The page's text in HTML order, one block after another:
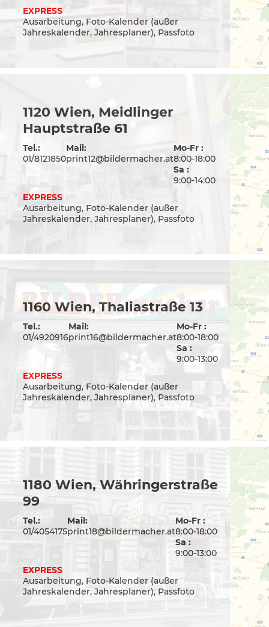
EXPRESS
Ausarbeitung, Foto-Kalender (außer
Jahreskalender, Jahresplaner), Passfoto
1120 Wien, Meidlinger
Hauptstraße 61
Tel.:
01/8121850
Mail:
print12@bildermacher.at
Mo-Fr :
8:00-18:00
Sa :
9:00-14:00
EXPRESS
Ausarbeitung, Foto-Kalender (außer
Jahreskalender, Jahresplaner), Passfoto
1160 Wien, Thaliastraße 13
Tel.:
01/4920916
Mail:
print16@bildermacher.at
Mo-Fr :
8:00-18:00
Sa :
9:00-13:00
EXPRESS
Ausarbeitung, Foto-Kalender (außer
Jahreskalender, Jahresplaner), Passfoto
1180 Wien, Währingerstraße
99
Tel.:
01/4054175
Mail:
print18@bildermacher.at
Mo-Fr :
8:00-18:00
Sa :
9:00-13:00
EXPRESS
Ausarbeitung, Foto-Kalender (außer
Jahreskalender, Jahresplaner), Passfoto